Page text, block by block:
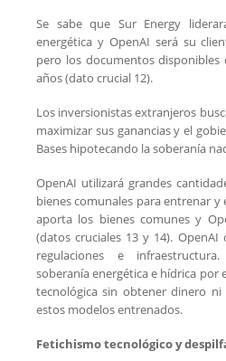
Se sabe que Sur Energy
energética y OpenAI será su
pero los documentos
años (dato crucial 12).
Los inversionistas extranjeros
maximizar sus ganancias y el
Bases hipotecando la soberanía
OpenAI utilizará grandes
bienes comunales para entrenar
aporta los bienes comunes y
(datos cruciales 13 y 14).
regulaciones e
soberanía energética e hídrica por
tecnológica sin obtener dinero ni
estos modelos entrenados.
Fetichismo tecnológico y